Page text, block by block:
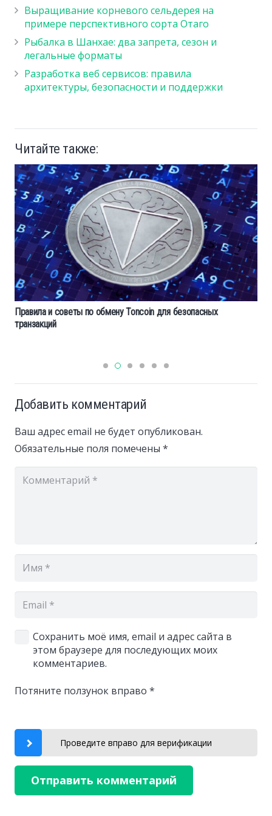
Выращивание корневого сельдерея на
примере перспективного сорта Отаго
Рыбалка в Шанхае: два запрета, сезон и
легальные форматы
Разработка веб сервисов: правила
архитектуры, безопасности и поддержки
Читайте также:
Правила и советы по обмену Toncoin для безопасных
транзакций
Добавить комментарий
Ваш адрес email не будет опубликован.
Обязательные поля помечены *
Сохранить моё имя, email и адрес сайта в
этом браузере для последующих моих
комментариев.
Потяните ползунок вправо *
Проведите вправо для верификации
Отправить комментарий